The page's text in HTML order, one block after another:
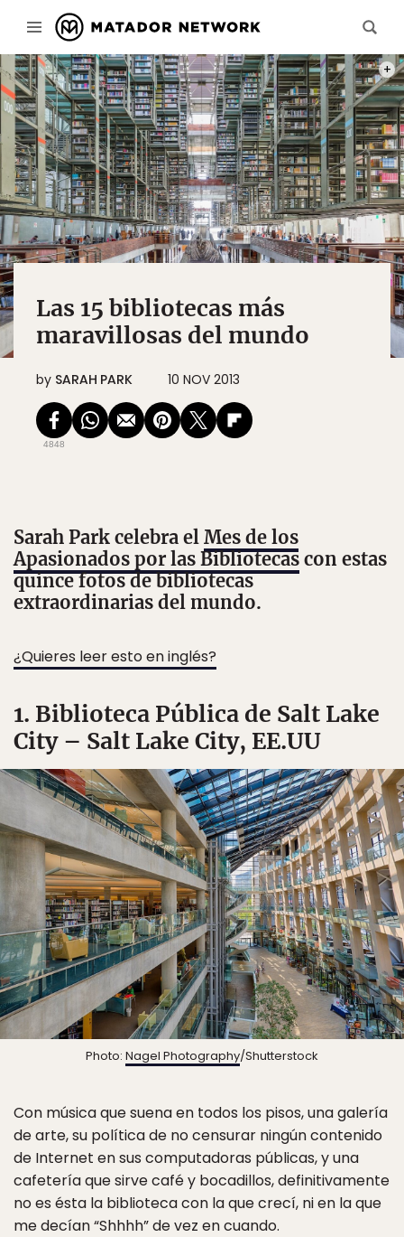
Las 15 bibliotecas más
maravillosas del mundo
by SARAH PARK 10 NOV 2013
4848
Sarah Park celebra el Mes de los
Apasionados por las Bibliotecas con estas
quince fotos de bibliotecas
extraordinarias del mundo.
¿Quieres leer esto en inglés?
1. Biblioteca Pública de Salt Lake
City – Salt Lake City, EE.UU
Photo: Nagel Photography/Shutterstock
Con música que suena en todos los pisos, una galería
de arte, su política de no censurar ningún contenido
de Internet en sus computadoras públicas, y una
cafetería que sirve café y bocadillos, definitivamente
no es ésta la biblioteca con la que crecí, ni en la que
me decían “Shhhh” de vez en cuando.